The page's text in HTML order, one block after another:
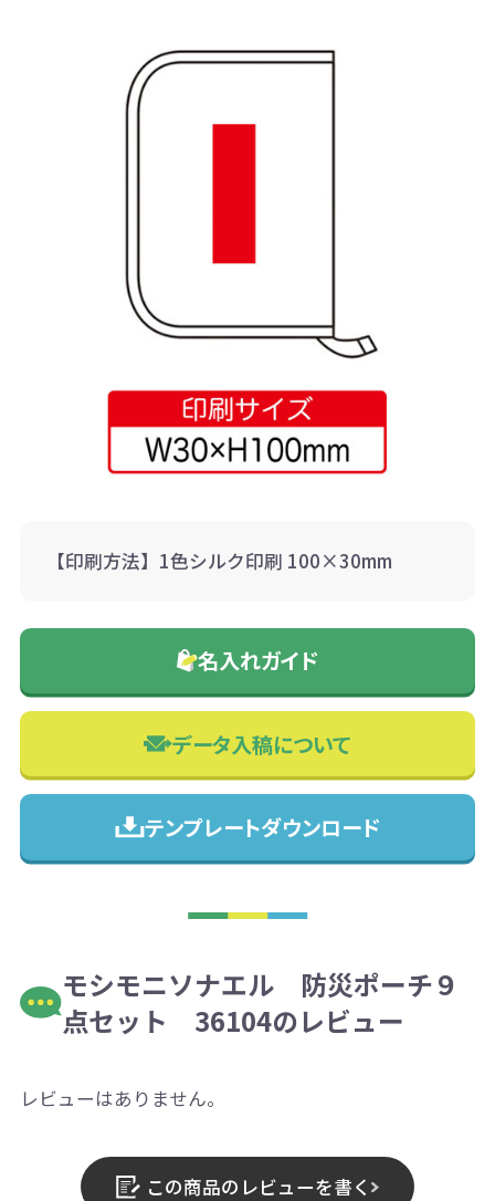
【印刷方法】1色シルク印刷 100×30mm
名入れガイド
データ入稿について
テンプレートダウンロード
モシモニソナエル 防災ポーチ９
点セット 36104のレビュー
レビューはありません。
この商品のレビューを書く